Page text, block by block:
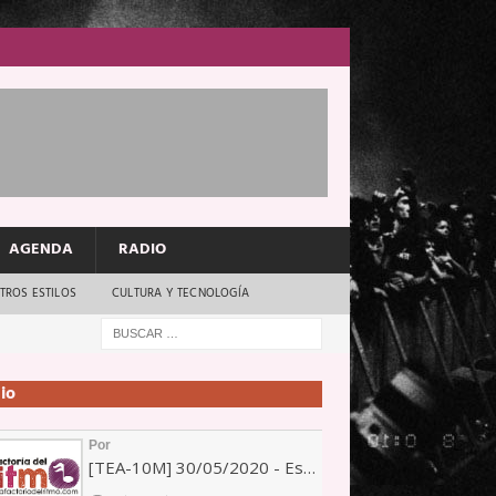
AGENDA RADIO
ESTILOS CULTURA Y TECNOLOGÍA